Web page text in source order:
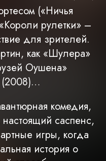
(«Ничья
рулетки» –
для зрителей.
как «Шулера»
Оушена»
(2008)…
комедия,
саспенс,
игры, когда
история о